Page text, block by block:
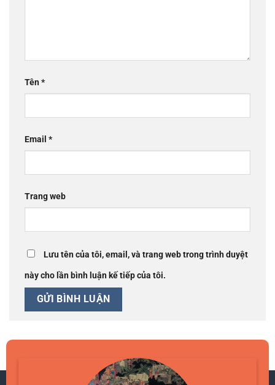
Tên*
Email *
Trang web
Lưu tên của tôi, email, và trang web trong trình duyệt
này cho lần bình luận kế tiếp của tôi.